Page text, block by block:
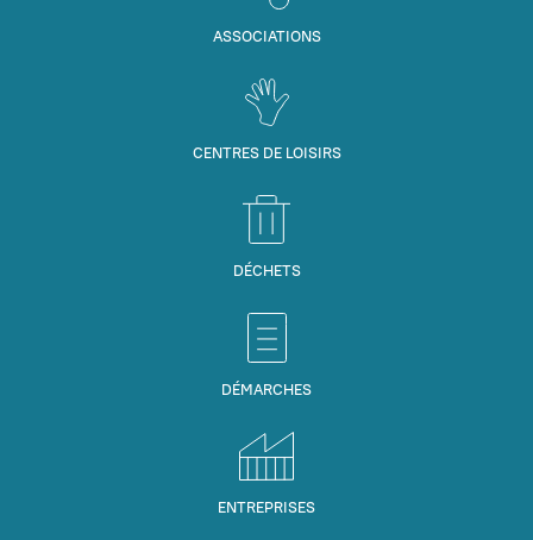
ASSOCIATIONS
CENTRES DE LOISIRS
DÉCHETS
DÉMARCHES
ENTREPRISES